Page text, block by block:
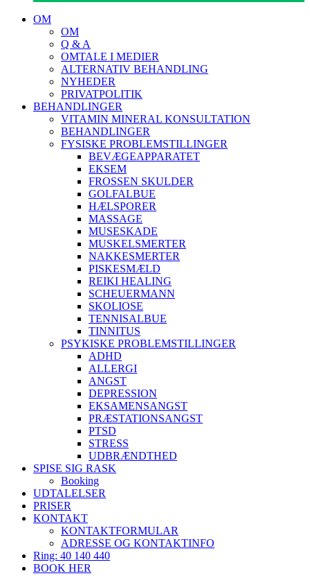
Menu
OM
OM
Q & A
OMTALE I MEDIER
ALTERNATIV BEHANDLING
NYHEDER
PRIVATPOLITIK
BEHANDLINGER
VITAMIN MINERAL KONSULTATION
BEHANDLINGER
FYSISKE PROBLEMSTILLINGER
BEVÆGEAPPARATET
EKSEM
FROSSEN SKULDER
GOLFALBUE
HÆLSPORER
MASSAGE
MUSESKADE
MUSKELSMERTER
NAKKESMERTER
PISKESMÆLD
REIKI HEALING
SCHEUERMANN
SKOLIOSE
TENNISALBUE
TINNITUS
PSYKISKE PROBLEMSTILLINGER
ADHD
ALLERGI
ANGST
DEPRESSION
EKSAMENSANGST
PRÆSTATIONSANGST
PTSD
STRESS
UDBRÆNDTHED
SPISE SIG RASK
Booking
UDTALELSER
PRISER
KONTAKT
KONTAKTFORMULAR
ADRESSE OG KONTAKTINFO
Ring: 40 140 440
BOOK HER